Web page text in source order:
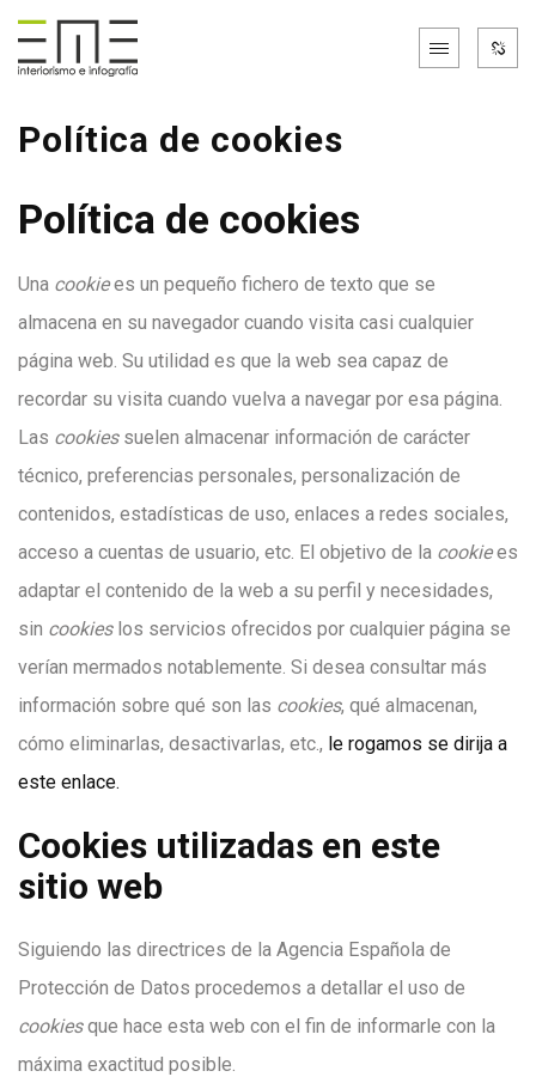
Política de cookies
Política de cookies
Una cookiees un pequeño fichero de texto que se
almacena en su navegador cuando visita casi cualquier
página web. Su utilidad es que la web sea capaz de
recordar su visita cuando vuelva a navegar por esa página.
Las cookiessuelen almacenar información de carácter
técnico, preferencias personales, personalización de
contenidos, estadísticas de uso, enlaces a redes sociales,
acceso a cuentas de usuario, etc. El objetivo de la cookiees
adaptar el contenido de la web a su perfil y necesidades,
sin cookieslos servicios ofrecidos por cualquier página se
verían mermados notablemente. Si desea consultar más
información sobre qué son las cookies, qué almacenan,
cómo eliminarlas, desactivarlas, etc., le rogamos se dirija a
este enlace.
Cookies utilizadas en este
sitio web
Siguiendo las directrices de la Agencia Española de
Protección de Datos procedemos a detallar el uso de
cookiesque hace esta web con el fin de informarle con la
máxima exactitud posible.